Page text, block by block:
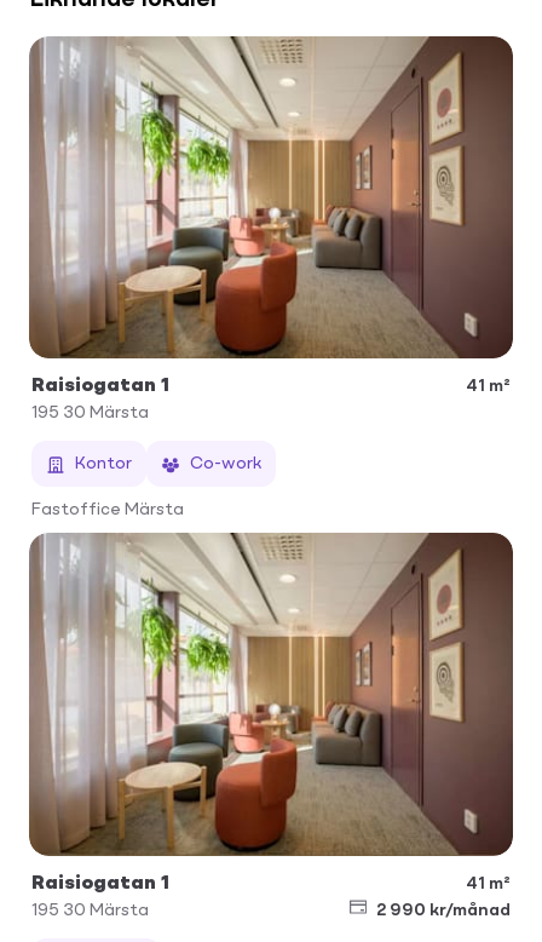
Raisiogatan 1
41 m²
195 30 Märsta
Kontor Co-work
Fastoffice Märsta
Raisiogatan 1
41 m²
195 30 Märsta 2 990 kr/månad